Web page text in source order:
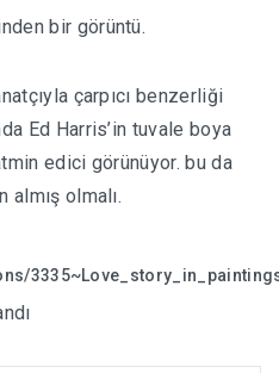
bir görüntü.
çarpıcı benzerliği
Ed Harris’in tuvale boya
edici görünüyor. bu da
olmalı.